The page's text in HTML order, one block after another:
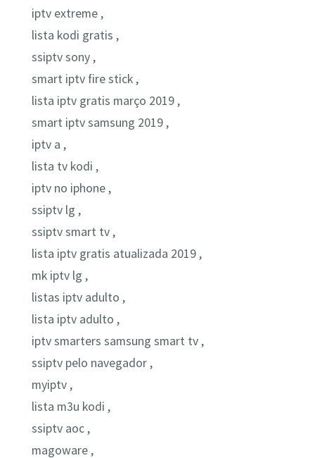
iptv extreme ,
lista kodi gratis ,
ssiptv sony ,
smart iptv fire stick ,
lista iptv gratis março 2019 ,
smart iptv samsung 2019 ,
iptv a ,
lista tv kodi ,
iptv no iphone ,
ssiptv lg ,
ssiptv smart tv ,
lista iptv gratis atualizada 2019 ,
mk iptv lg ,
listas iptv adulto ,
lista iptv adulto ,
iptv smarters samsung smart tv ,
ssiptv pelo navegador ,
myiptv ,
lista m3u kodi ,
ssiptv aoc ,
magoware ,